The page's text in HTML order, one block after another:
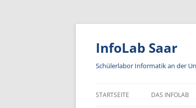
Zum
springen
InfoLab Saar
Schülerlabor Informatik an der
STARTSEITE DAS INFOLAB